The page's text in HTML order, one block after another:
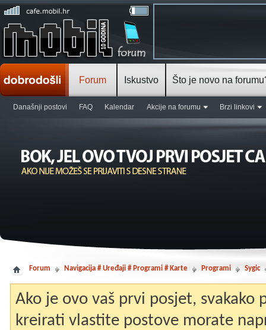
Forum
Današnji postovi FAQ Kalendar Akcije na forumu Brzi linkovi
Iskustvo Što je novo na
Forum Navigacija # Uređaji # Programi # Karte Programi Sygic
Ako je ovo vaš prvi posjet, svakako
kreirati vlastite postove morate